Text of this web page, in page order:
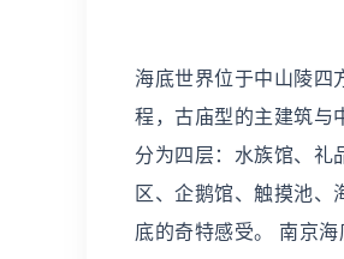
海底世界位于中山陵四
程，古庙型的主建筑与
分为四层：水族馆、礼
区、企鹅馆、触摸池、
底的奇特感受。 南京